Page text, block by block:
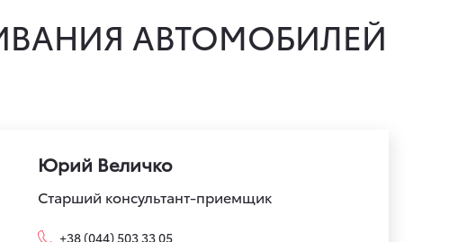
АВТОМОБИЛЕЙ
Юрий Величко
Старший консультант-приемщик
+38 (044) 503 33 05